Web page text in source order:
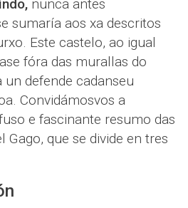
nunca antes
sumaría aos xa descritos
Este castelo, ao igual
fóra das murallas do
defende cadanseu
Convidámosvos a
e fascinante resumo das
Gago, que se divide en tres